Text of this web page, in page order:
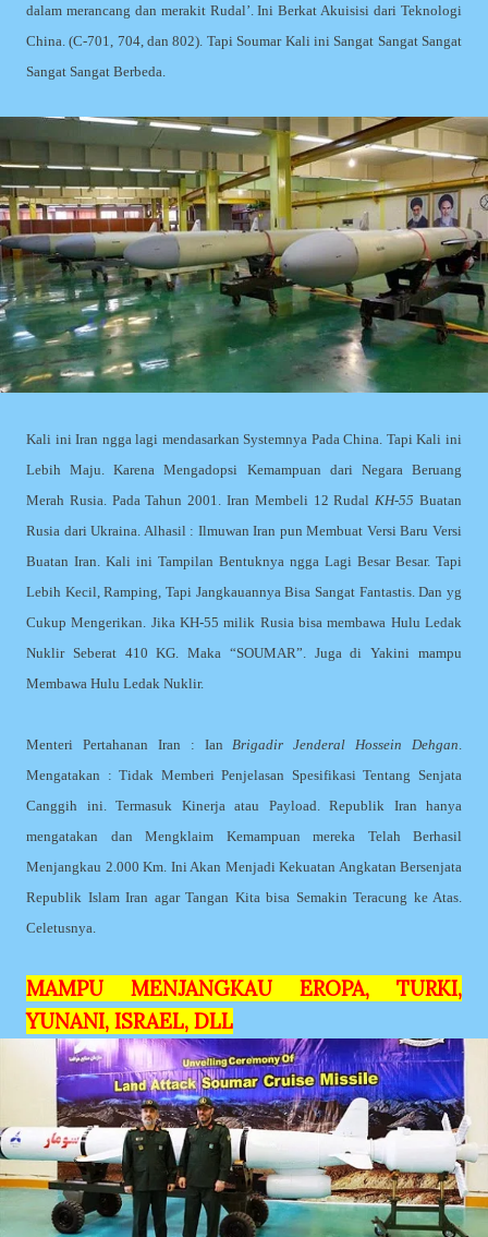
dalam merancang dan merakit Rudal’. Ini Berkat Akuisisi dari Teknologi
China. (C-701, 704, dan 802). Tapi Soumar Kali ini Sangat Sangat Sangat
Sangat Sangat Berbeda.
Kali ini Iran ngga lagi mendasarkan Systemnya Pada China. Tapi Kali ini
Lebih Maju. Karena Mengadopsi Kemampuan dari Negara Beruang
Merah Rusia. Pada Tahun 2001. Iran Membeli 12 Rudal KH-55 Buatan
Rusia dari Ukraina. Alhasil : Ilmuwan Iran pun Membuat Versi Baru Versi
Buatan Iran. Kali ini Tampilan Bentuknya ngga Lagi Besar Besar. Tapi
Lebih Kecil, Ramping, Tapi Jangkauannya Bisa Sangat Fantastis. Dan yg
Cukup Mengerikan. Jika KH-55 milik Rusia bisa membawa Hulu Ledak
Nuklir Seberat 410 KG. Maka “SOUMAR”. Juga di Yakini mampu
Membawa Hulu Ledak Nuklir.
Menteri Pertahanan Iran : Ian Brigadir Jenderal Hossein Dehgan
Mengatakan : Tidak Memberi Penjelasan Spesifikasi Tentang Senjata
Canggih ini. Termasuk Kinerja atau Payload. Republik Iran hanya
mengatakan dan Mengklaim Kemampuan mereka Telah Berhasil
Menjangkau 2.000 Km. Ini Akan Menjadi Kekuatan Angkatan Bersenjata
Republik Islam Iran agar Tangan Kita bisa Semakin Teracung ke Atas.
Celetusnya.
MAMPU MENJANGKAU EROPA, TURKI,
YUNANI, ISRAEL, DLL